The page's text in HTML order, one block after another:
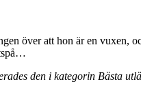
över att hon är en vuxen,
den i kategorin Bästa